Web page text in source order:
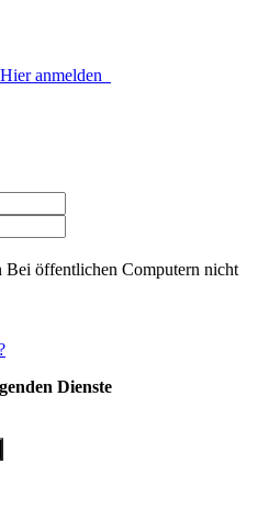
anmelden
Bei öffentlichen Computern nicht
Dienste